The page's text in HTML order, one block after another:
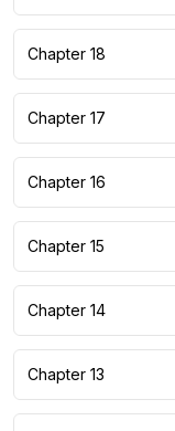
Chapter 18
Chapter 17
Chapter 16
Chapter 15
Chapter 14
Chapter 13